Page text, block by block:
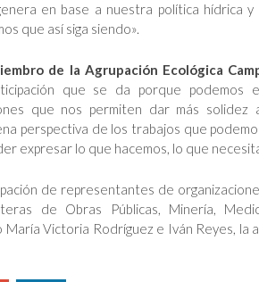
en base a nuestra política hídrica
que así siga siendo».
de la Agrupación Ecológica
que se da porque podemos
que nos permiten dar más
perspectiva de los trabajos que
expresar lo que hacemos, lo que
de representantes de
de Obras Públicas, Minería,
Victoria Rodríguez e Iván Reyes, la